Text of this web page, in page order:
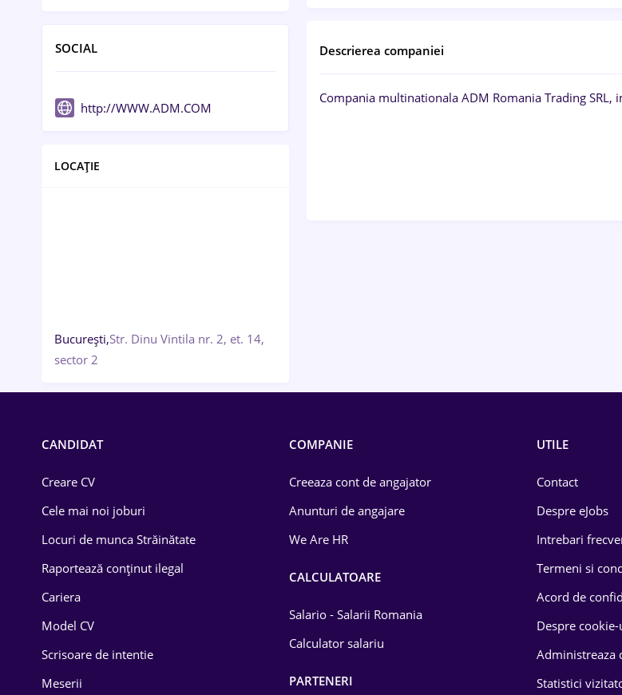
SOCIAL
http://WWW.ADM.COM
LOCAȚIE
București,Str. Dinu Vintila nr. 2, et. 14,
sector 2
Descrierea companiei
Compania multinationala ADM Romania Trading
CANDIDAT
Creare CV
Cele mai noi joburi
Locuri de munca Străinătate
Raportează conținut ilegal
Cariera
Model CV
Scrisoare de intentie
Meserii
COMPANIE
Creeaza cont de angajator
Anunturi de angajare
We Are HR
CALCULATOARE
Salario - Salarii Romania
Calculator salariu
PARTENERI
UTILE
Contact
Despre eJobs
Intrebari
Termeni si
Acord de
Despre
Administreaza
Statistici